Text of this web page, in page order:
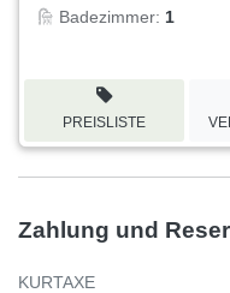
Badezimmer: 1
PREISLISTE
Zahlung und
KURTAXE